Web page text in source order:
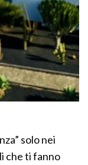
solo nei
che ti fanno